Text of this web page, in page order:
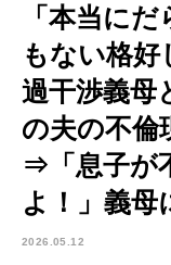
「本当に
もない格
過干渉義
の夫の不倫
⇒「息子が
よ！」義母
2026.05.12